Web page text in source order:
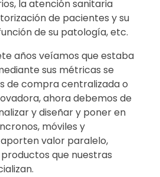
la atención sanitaria
de pacientes y su
de su patología, etc.
años veíamos que estaba
sus métricas se
de compra centralizada o
ahora debemos de
y diseñar y poner en
móviles y
valor paralelo,
que nuestras